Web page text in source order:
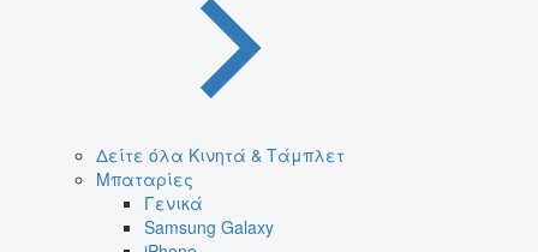
Δείτε όλα Κινητά & Τάμπλετ
Μπαταρίες
Γενικά
Samsung Galaxy